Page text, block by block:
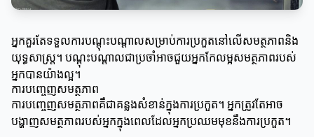
អ្នកគួរតែទទួលការបណ្តុះបណ្តាលសម្រាប់ការប្រកួតនៅលើសមត្ថភាពនិង
យុទ្ធសាស្ត្រ។ បណ្តុះបណ្តាលជាប្រចាំអាចជួយអ្នកកែលម្អសមត្ថភាពរបស់
អ្នកបានយ៉ាងល្អ។
ការបញ្ចេញសមត្ថភាព
ការបញ្ចេញសមត្ថភាពគឺជាគន្លងសំខាន់ក្នុងការប្រកួត។ អ្នកត្រូវតែអាច
បង្ហាញសមត្ថភាពរបស់អ្នកក្នុងពេលដែលអ្នកប្រឈមមុខនឹងការប្រកួត។